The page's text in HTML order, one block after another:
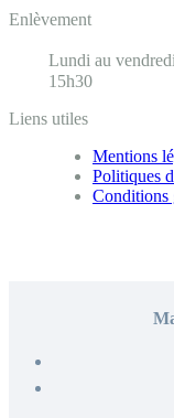
Enlèvement
Lundi au
15h30
Liens utiles
Mentions
Politiques
Conditions